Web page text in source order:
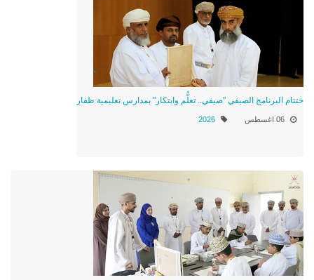
ختتام البرنامج الصيفي "صيفي.. تعلُّم وابتكار" بمدارس تعليمية ظفار
06 اغسطس 2026